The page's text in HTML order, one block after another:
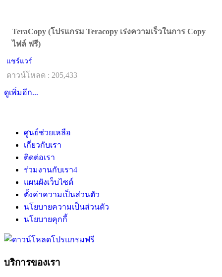
TeraCopy (โปรแกรม Teracopy เร่งความเร็วในการ Copy
ไฟล์ ฟรี)
แชร์แวร์
ดาวน์โหลด : 205,433
ดูเพิ่มอีก...
ศูนย์ช่วยเหลือ
เกี่ยวกับเรา
ติดต่อเรา
ร่วมงานกับเรา4
แผนผังเว็บไซต์
ตั้งค่าความเป็นส่วนตัว
นโยบายความเป็นส่วนตัว
นโยบายคุกกี้
บริการของเรา